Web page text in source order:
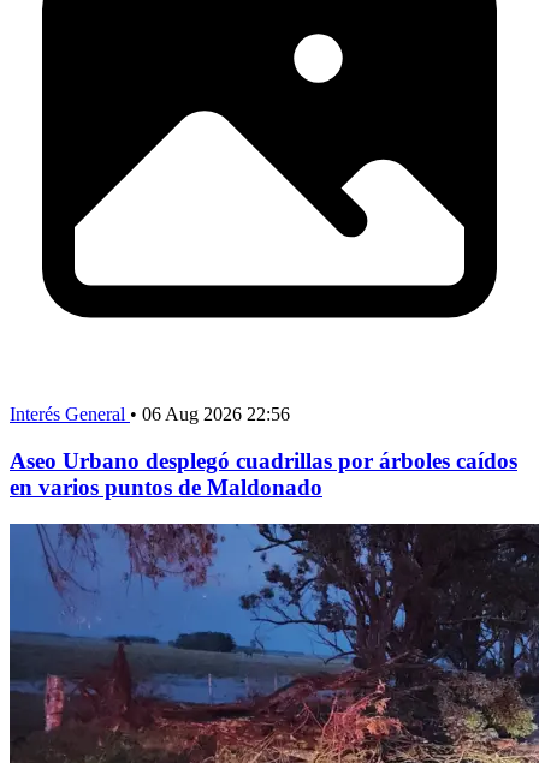
Interés General • 06 Aug 2026 22:56
Aseo Urbano desplegó cuadrillas por árboles caídos
en varios puntos de Maldonado